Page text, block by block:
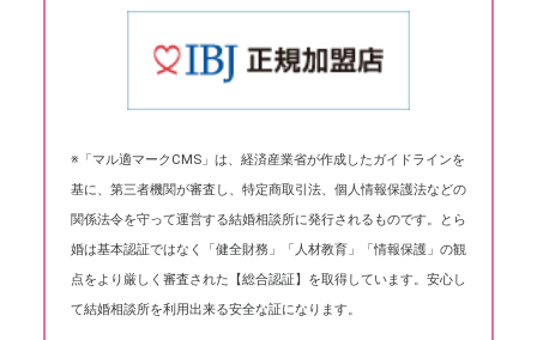
※「マル適マークCMS」は、経済産業省が作成したガイドラインを
基に、第三者機関が審査し、特定商取引法、個人情報保護法などの
関係法令を守って運営する結婚相談所に発行されるものです。とら
婚は基本認証ではなく「健全財務」「人材教育」「情報保護」の観
点をより厳しく審査された【総合認証】を取得しています。安心し
て結婚相談所を利用出来る安全な証になります。